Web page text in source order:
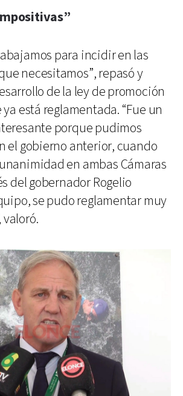
para incidir en las
necesitamos”, repasó y
de la ley de promoción
está reglamentada. “Fue un
porque pudimos
el gobierno anterior, cuando
en ambas Cámaras
del gobernador Rogelio
se pudo reglamentar muy